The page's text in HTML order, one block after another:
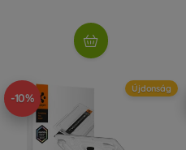
-10%
Újdonság